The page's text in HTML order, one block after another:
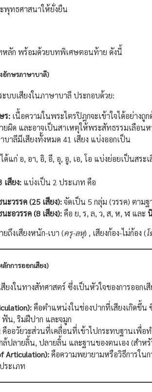
พุทธศาสนาให้ยั่งยืน
หลัก พร้อมด้วยบทพิเศษตอนท้าย ดังนี้
อักษรภาษาบาลี)
บบเสียงในภาษาบาลี ประกอบด้วย:
ร: เนื้อความในพระไตรปิฎกจะเข้าใจได้อย่าง
ผิด และอาจเป็นสาเหตุให้พระสัทธรรมเลือนห
บาลีมีเสียงทั้งหมด 41 เสียง แบ่งออกเป็น
ได้แก่ อ, อา, อิ, อี, อุ, อู, เอ, โอ แบ่งย่อยเป็นสระ
สียง: แบ่งเป็น 2 ประเภท คือ
ะวรรค (25 เสียง):จัดเป็น 5 กลุ่ม (วรรค) ตาม
ะอวรรค (8 เสียง):คือ ย, ร, ล, ว, ส, ห, ฬ และ
ยถึงเสียงหนัก-เบา (ครุ-ลหุ) , เสียงก้อง-ไม่ก้อง (
กการออกเสียง)
ยงในทางสัทศาสตร์ ซึ่งเป็นหัวใจของการออก
คือตำแหน่งในช่องปากที่เสียงเกิดขึ้น
ฟัน, ริมฝีปาก และจมูก
คืออวัยวะส่วนที่เคลื่อนที่เข้าไปกระทบฐานเพื่อ
ล้ปลายลิ้น, ปลายลิ้น และฐานของตนเอง (สำห
Articulation):คือความพยายามหรือวิธีการใน
ระเภท